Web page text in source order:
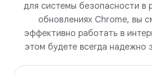
для системы безопасности в
обновлениях Chrome, вы
эффективно работать в
этом будете всегда надежно